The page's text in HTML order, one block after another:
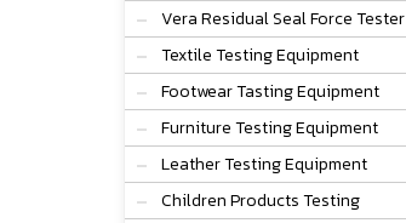
Vera Residual Seal Force Tester
Textile Testing Equipment
Footwear Tasting Equipment
Furniture Testing Equipment
Leather Testing Equipment
Children Products Testing